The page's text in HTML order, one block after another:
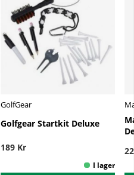
GolfGear
Golfgear Startkit Deluxe
189 Kr